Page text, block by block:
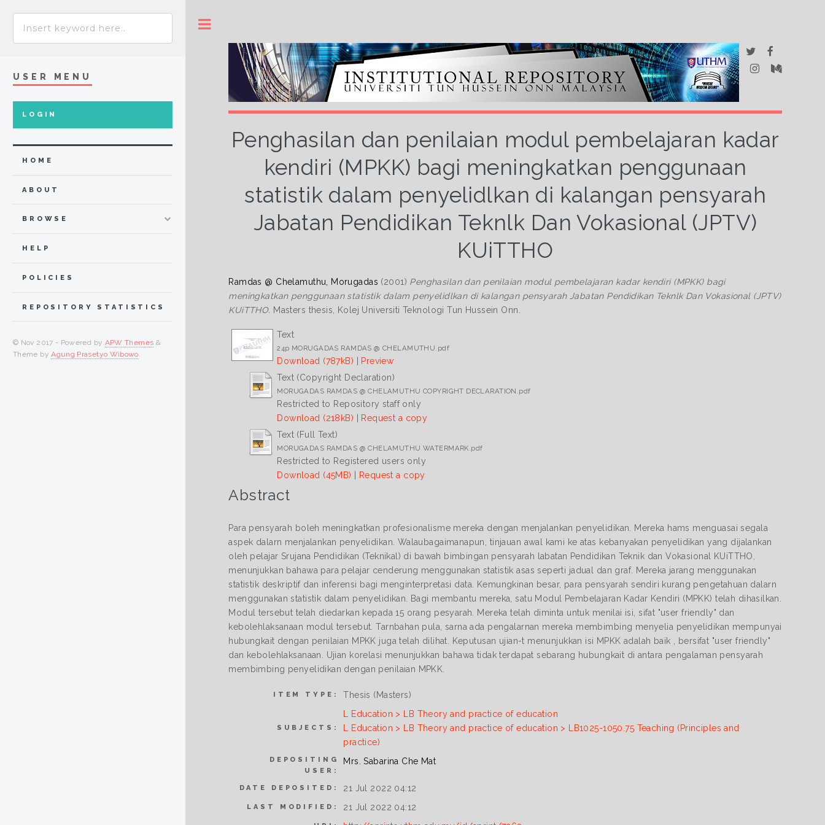
Penghasilan dan penilaian modul pembelajaran kadar
kendiri (MPKK) bagi meningkatkan penggunaan
statistik dalam penyelidlkan di kalangan pensyarah
Jabatan Pendidikan Teknlk Dan Vokasional (JPTV)
KUiTTHO
Ramdas @ Chelamuthu, Morugadas (2001) Penghasilan dan penilaian modul pembelajaran kadar kendiri (MPKK) bagi
meningkatkan penggunaan statistik dalam penyelidlkan di kalangan pensyarah Jabatan Pendidikan Teknlk Dan Vokasional (JPTV)
KUiTTHO. Masters thesis, Kolej Universiti Teknologi Tun Hussein Onn.
Text
24p MORUGADAS RAMDAS @ CHELAMUTHU.pdf
Download (787kB) | Preview
Text (Copyright Declaration)
MORUGADAS RAMDAS @ CHELAMUTHU COPYRIGHT DECLARATION.pdf
Restricted to Repository staff only
Download (218kB) | Request a copy
Text (Full Text)
MORUGADAS RAMDAS @ CHELAMUTHU WATERMARK.pdf
Restricted to Registered users only
Download (45MB) | Request a copy
Abstract
Para pensyarah boleh meningkatkan profesionalisme mereka dengan menjalankan penyelidikan. Mereka hams menguasai segala
aspek dalarn menjalankan penyelidikan. Walaubagaimanapun, tinjauan awal kami ke atas kebanyakan penyelidikan yang dijalankan
oleh pelajar Srujana Pendidikan (Teknikal) di bawah bimbingan pensyarah labatan Pendidikan Teknik dan Vokasional KUiTTHO,
menunjukkan bahawa para pelajar cenderung menggunakan statistik asas seperti jadual dan graf. Mereka jarang menggunakan
statistik deskriptif dan inferensi bagi menginterpretasi data. Kemungkinan besar, para pensyarah sendiri kurang pengetahuan dalarn
menggunakan statistik dalam penyelidikan. Bagi membantu mereka, satu Modul Pembelajaran Kadar Kendiri (MPKK) telah dihasilkan.
Modul tersebut telah diedarkan kepada 15 orang pesyarah. Mereka telah diminta untuk menilai isi, sifat "user friendly" dan
kebolehlaksanaan modul tersebut. Tarnbahan pula, sarna ada pengalarnan mereka membimbing menyelia penyelidikan mempunyai
hubungkait dengan penilaian MPKK juga telah dilihat. Keputusan ujian-t menunjukkan isi MPKK adalah baik , bersifat "user friendly"
dan kebolehlaksanaan. Ujian korelasi menunjukkan bahawa tidak terdapat sebarang hubungkait di antara pengalaman pensyarah
membimbing penyelidikan dengan penilaian MPKK.
ITEM TYPE: Thesis (Masters)
SUBJECTS:
L Education > LB Theory and practice of education
L Education > LB Theory and practice of education > LB1025-1050.75 Teaching (Principles and
practice)
DEPOSITING
USER:
Mrs. Sabarina Che Mat
DATE DEPOSITED: 21 Jul 2022 04:12
LAST MODIFIED: 21 Jul 2022 04:12
USER MENU
LOGIN
HOME
ABOUT
BROWSE
HELP
POLICIES
REPOSITORY STATISTICS
© Nov 2017 - Powered by APW Themes &
Theme byAgung Prasetyo Wibowo.